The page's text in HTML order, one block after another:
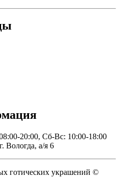
20:00, Сб-Вс: 10:00-18:00
Вологда, а/я 6
готических украшений ©